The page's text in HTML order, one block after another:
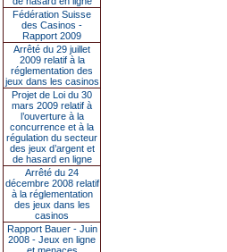
Fédération Suisse
des Casinos -
Rapport 2009
Arrêté du 29 juillet
2009 relatif à la
réglementation des
jeux dans les casinos
Projet de Loi du 30
mars 2009 relatif à
l’ouverture à la
concurrence et à la
régulation du secteur
des jeux d’argent et
de hasard en ligne
Arrêté du 24
décembre 2008 relatif
à la réglementation
des jeux dans les
casinos
Rapport Bauer - Juin
2008 - Jeux en ligne